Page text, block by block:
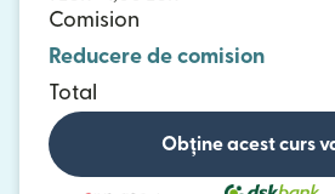
Comision
Reducere de comision
Total
Obține acest curs